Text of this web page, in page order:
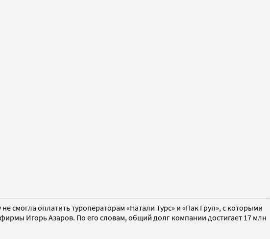
смогла оплатить туроператорам «Натали Турс» и «Пак Груп», с которыми
Игорь Азаров. По его словам, общий долг компании достигает 17 млн